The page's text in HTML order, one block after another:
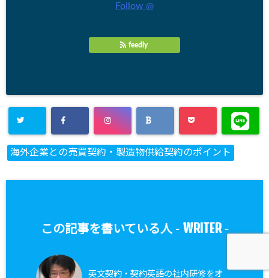
Follow @
feedly
海外企業との売買契約・製造物供給契約のポイント
この記事を書いている人 - WRITER-
英文契約・契約英語の社内研修をオ